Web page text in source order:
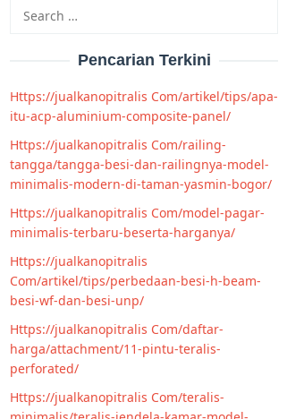
for:
Pencarian Terkini
Https://jualkanopitralis Com/artikel/tips/apa-
itu-acp-aluminium-composite-panel/
Https://jualkanopitralis Com/railing-
tangga/tangga-besi-dan-railingnya-model-
minimalis-modern-di-taman-yasmin-bogor/
Https://jualkanopitralis Com/model-pagar-
minimalis-terbaru-beserta-harganya/
Https://jualkanopitralis
Com/artikel/tips/perbedaan-besi-h-beam-
besi-wf-dan-besi-unp/
Https://jualkanopitralis Com/daftar-
harga/attachment/11-pintu-teralis-
perforated/
Https://jualkanopitralis Com/teralis-